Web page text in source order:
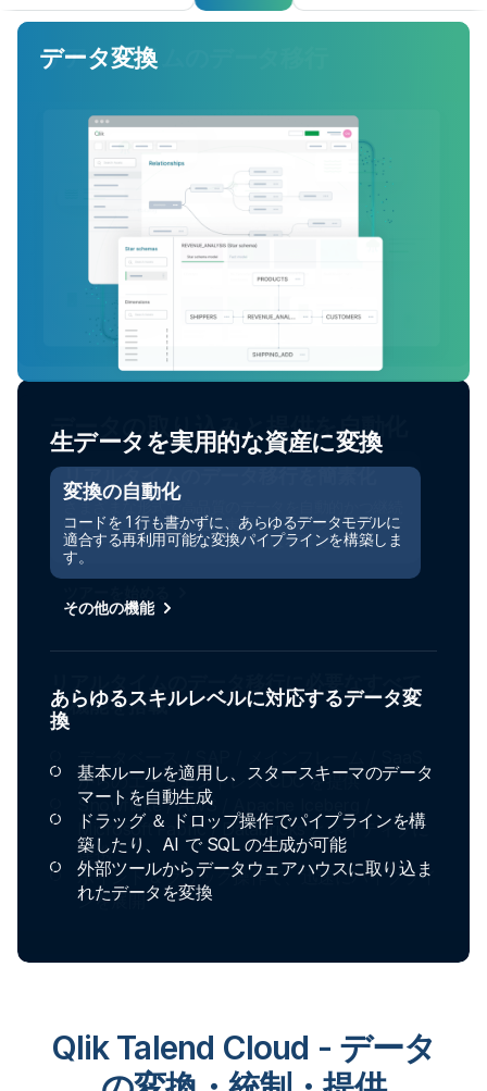
データ変換
生データを実用的な資産に変換
変換の自動化
コードを 1 行も書かずに、あらゆるデータモデルに
適合する再利用可能な変換パイプラインを構築しま
す。
その他の機能
あらゆるスキルレベルに対応するデータ変
換
基本ルールを適用し、スタースキーマのデータ
マートを自動生成
ドラッグ ＆ ドロップ操作でパイプラインを構
築したり、AI で SQL の生成が可能
外部ツールからデータウェアハウスに取り込ま
れたデータを変換
Qlik Talend Cloud - データ